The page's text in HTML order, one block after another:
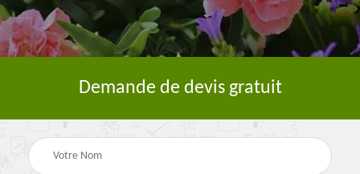
Demande de devis gratuit